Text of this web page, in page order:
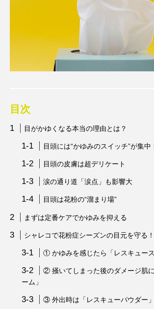
目次
目がかゆくなる本当の理由とは？
目頭には“かゆみのスイッチ”が集中
目頭の皮膚は超デリケート
涙の通り道「涙点」も影響大
目頭は花粉の“溜まり場”
まずは定番ケアでかゆみを抑える
シャレコで花粉症シーズンの目元を守る！
① かゆみを感じたら「レスキュース
② 掻いてしまった後のダメージ肌
ーム」
③ 外出時は「レスキューパウダー